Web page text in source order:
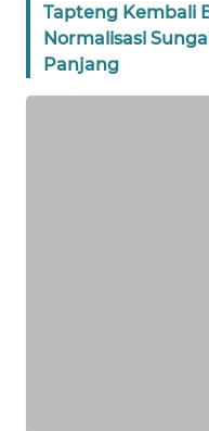
Tapteng Kembali
Normalisasi
Panjang
WN
JAKARTA